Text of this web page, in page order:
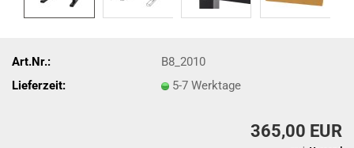
Art.Nr.:
B8_2010
Lieferzeit:
5-7 Werktage
365,00 EUR